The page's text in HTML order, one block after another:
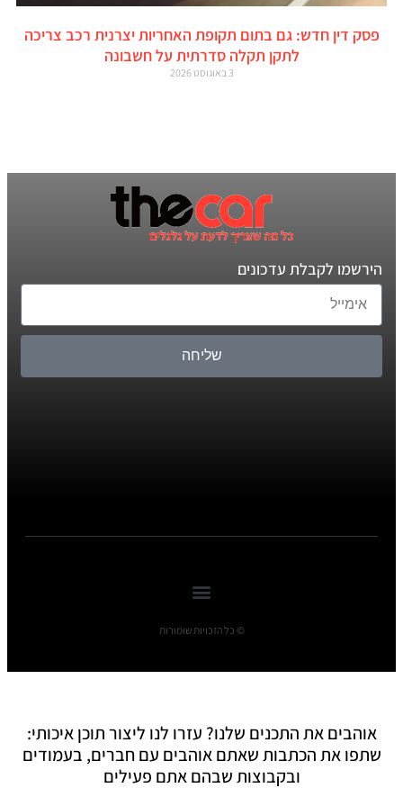
פסק דין חדש: גם בתום תקופת האחריות יצרנית רכב צריכה
לתקן תקלה סדרתית על חשבונה
3 באוגוסט 2026
הירשמו לקבלת עדכונים
שליחה
© כל הזכויות שומורות
אוהבים את התכנים שלנו? עזרו לנו ליצור תוכן איכותי:
שתפו את הכתבות שאתם אוהבים עם חברים, בעמודים
ובקבוצות שבהם אתם פעילים